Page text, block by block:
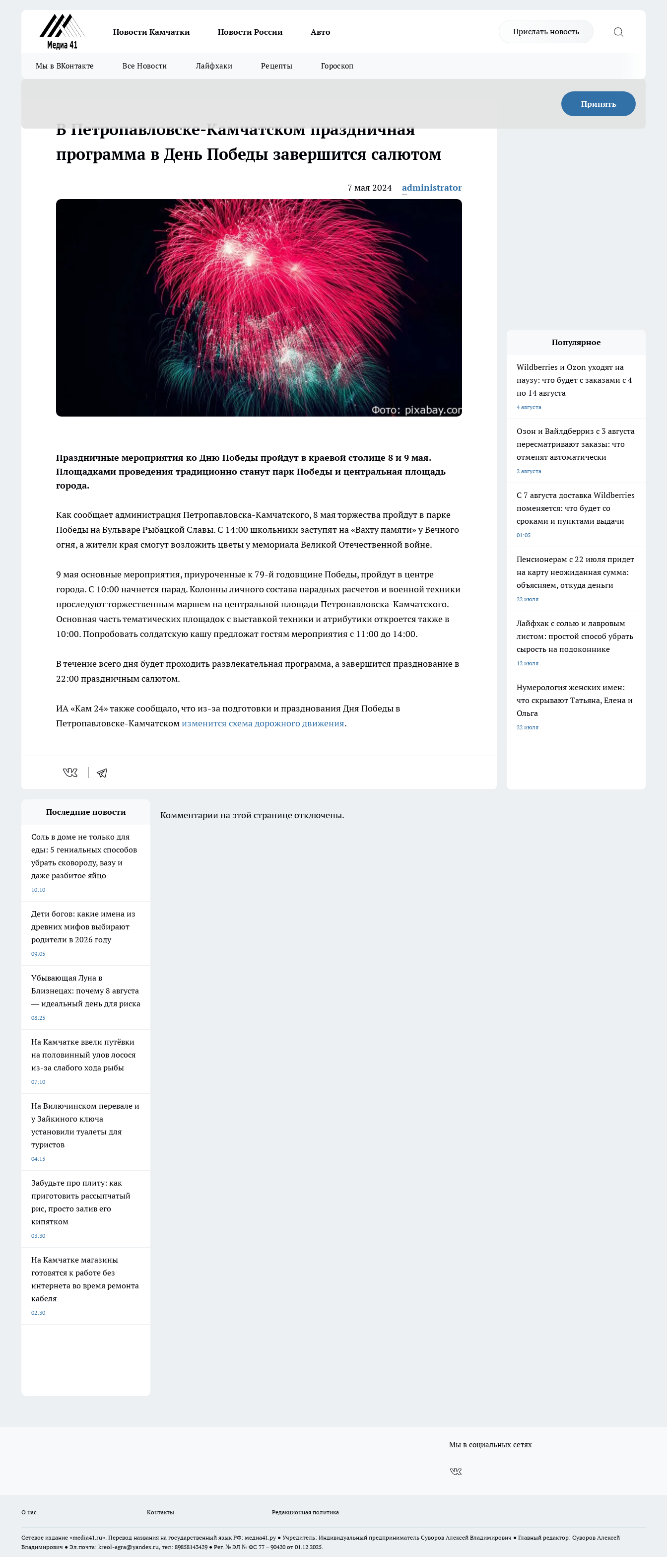
Новости Камчатки Новости России Авто Прислать новость
Мы в ВКонтакте Все Новости Лайфхаки Рецепты Гороскоп
Принять
В Петропавловске-Камчатском праздничная
программа в День Победы завершится салютом
7 мая 2024 administrator
Праздничные мероприятия ко Дню Победы пройдут в краевой столице 8 и 9 мая.
Площадками проведения традиционно станут парк Победы и центральная площадь
города.
Как сообщает администрация Петропавловска-Камчатского, 8 мая торжества пройдут в парке
Победы на Бульваре Рыбацкой Славы. С 14:00 школьники заступят на «Вахту памяти» у Вечного
огня, а жители края смогут возложить цветы у мемориала Великой Отечественной войне.
9 мая основные мероприятия, приуроченные к 79-й годовщине Победы, пройдут в центре
города. С 10:00 начнется парад. Колонны личного состава парадных расчетов и военной техники
проследуют торжественным маршем на центральной площади Петропавловска-Камчатского.
Основная часть тематических площадок с выставкой техники и атрибутики откроется также в
10:00. Попробовать солдатскую кашу предложат гостям мероприятия с 11:00 до 14:00.
В течение всего дня будет проходить развлекательная программа, а завершится празднование в
22:00 праздничным салютом.
ИА «Кам 24» также сообщало, что из-за подготовки и празднования Дня Победы в
Петропавловске-Камчатскомизменится схема дорожного движения.
Популярное
Wildberries и Ozon уходят на
паузу: что будет с заказами с 4
по 14 августа
4 августа
Озон и Вайлдберриз с 3 августа
пересматривают заказы: что
отменят автоматически
2 августа
С 7 августа доставка Wildberries
поменяется: что будет со
сроками и пунктами выдачи
01:05
Пенсионерам с 22 июля придет
на карту неожиданная сумма:
объясняем, откуда деньги
22 июля
Лайфхак с солью и лавровым
листом: простой способ убрать
сырость на подоконнике
12 июля
Нумерология женских имен:
что скрывают Татьяна, Елена и
Ольга
22 июля
Последние новости
Соль в доме не только для
еды: 5 гениальных способов
убрать сковороду, вазу и
даже разбитое яйцо
10:10
Дети богов: какие имена из
древних мифов выбирают
родители в 2026 году
09:05
Убывающая Луна в
Близнецах: почему 8 августа
— идеальный день для риска
08:25
На Камчатке ввели путёвки
на половинный улов лосося
из-за слабого хода рыбы
07:10
На Вилючинском перевале и
у Зайкиного ключа
установили туалеты для
туристов
04:15
Забудьте про плиту: как
приготовить рассыпчатый
рис, просто залив его
кипятком
03:30
На Камчатке магазины
готовятся к работе без
интернета во время ремонта
кабеля
02:30
Комментарии на этой странице отключены.
Мы в социальных сетях
О нас Контакты Редакционная политика
Сетевое издание «media41.ru». Перевод названия на государственный язык РФ: медиа41.ру ● Учредитель: Индивидуальный предприниматель Суворов Алексей Владимирович ● Главный редактор: Суворов Алексей
Владимирович ● Эл.почта: kreol-agra@yandex.ru, тел: 89858143429 ● Рег. № ЭЛ № ФС 77 – 90420 от 01.12.2025.